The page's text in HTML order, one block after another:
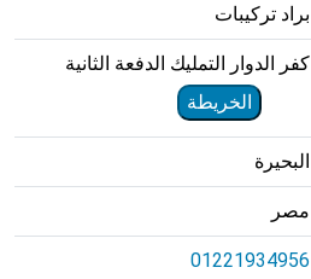
براد تركيبات
كفر الدوار التمليك الدفعة الثانية
الخريطة
البحيرة
مصر
01221934956